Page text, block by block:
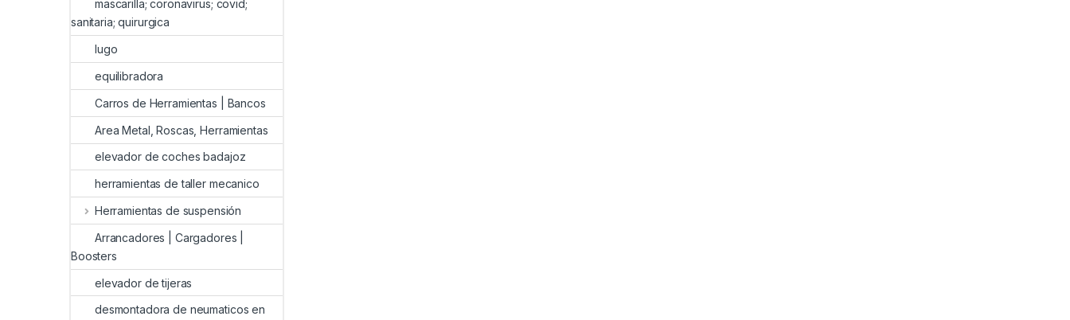
mascarilla; coronavirus; covid;
sanitaria; quirurgica
lugo
equilibradora
Carros de Herramientas | Bancos
Area Metal, Roscas, Herramientas
elevador de coches badajoz
herramientas de taller mecanico
Herramientas de suspensión
Arrancadores | Cargadores |
Boosters
elevador de tijeras
desmontadora de neumaticos en